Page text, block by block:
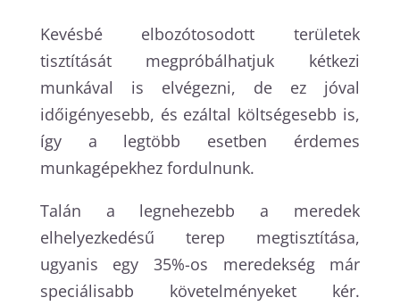
Kevésbé elbozótosodott területek
tisztítását megpróbálhatjuk kétkezi
munkával is elvégezni, de ez jóval
időigényesebb, és ezáltal költségesebb is,
így a legtöbb esetben érdemes
munkagépekhez fordulnunk.
Talán a legnehezebb a meredek
elhelyezkedésű terep megtisztítása,
ugyanis egy 35%-os meredekség már
speciálisabb követelményeket kér.